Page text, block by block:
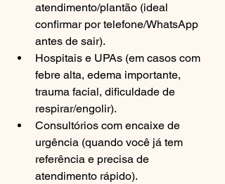
atendimento/plantão (ideal
confirmar por telefone/WhatsApp
antes de sair).
Hospitais e UPAs (em casos com
febre alta, edema importante,
trauma facial, dificuldade de
respirar/engolir).
Consultórios com encaixe de
urgência (quando você já tem
referência e precisa de
atendimento rápido).